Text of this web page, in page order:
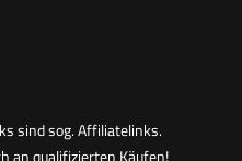
sind sog. Affiliatelinks.
an qualifizierten Käufen!